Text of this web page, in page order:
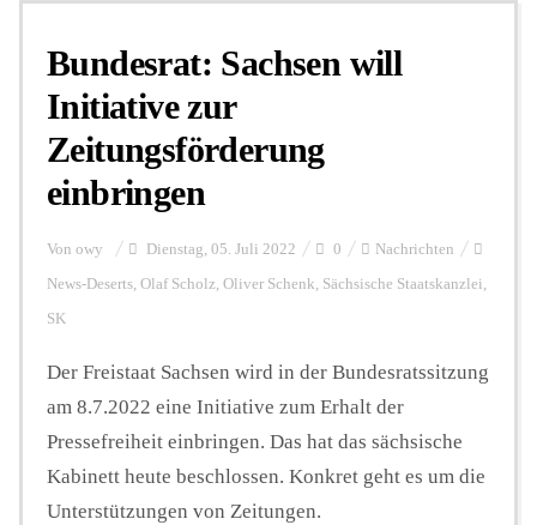
Bundesrat: Sachsen will
Initiative zur
Zeitungsförderung
einbringen
Von owy Dienstag, 05. Juli 2022 0 Nachrichten
News-Deserts, Olaf Scholz, Oliver Schenk, Sächsische Staatskanzlei,
SK
Der Freistaat Sachsen wird in der Bundesratssitzung
am 8.7.2022 eine Initiative zum Erhalt der
Pressefreiheit einbringen. Das hat das sächsische
Kabinett heute beschlossen. Konkret geht es um die
Unterstützungen von Zeitungen.